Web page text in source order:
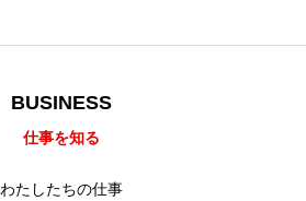
BUSINESS
仕事を知る
わたしたちの仕事